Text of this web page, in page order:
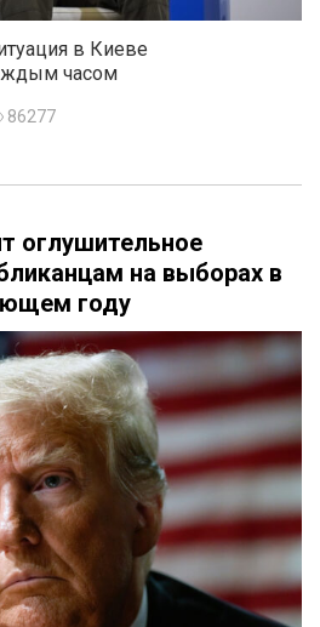
в Киеве
часом
86277
оглушительное
на выборах в
году